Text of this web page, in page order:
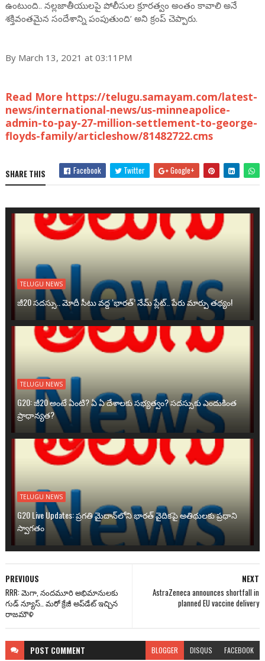
ఉంటుంది.. నల్లజాతీయులపై పోలీసుల క్రూరత్వం అంతం కావాలి అనే
శక్తివంతమైన సందేశాన్ని పంపుతుంది’ అని క్రంప్ చెప్పారు.
By March 13, 2021 at 03:11PM
Read More https://telugu.samayam.com/latest-
news/international-news/us-minneapolice-
admin-to-pay-27-million-settlement-to-george-
floyds-family/articleshow/81482722.cms
SHARE THIS Facebook Twitter Google+
TELUGU NEWS
జీ20 సదస్సు.. మోదీ సీటు వద్ద ‘భారత్’ నేమ్ ప్లేట్‌.. పేరు మార్పు తథ్యం!
TELUGU NEWS
G20: జీ20 అంటే ఏంటి? ఏ ఏ దేశాలకు సభ్యత్వం? సదస్సుకు ఎందుకింత
ప్రాధాన్యత?
TELUGU NEWS
G20 Live Updates: ప్రగతి మైదాన్‌లోని భారత్ వైదికపై అతిథులకు ప్రధాని
స్వాగతం
NEXT
AstraZeneca announces shortfall in
planned EU vaccine delivery
PREVIOUS
RRR: మెగా, నందమూరి అభిమానులకు
గుడ్ న్యూస్.. మరో క్రేజీ అప్‌డేట్ ఇచ్చిన
రాజమౌళి
POST COMMENT BLOGGER DISQUS FACEBOOK